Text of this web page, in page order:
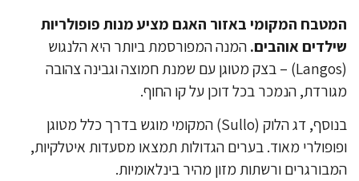
המקומי באזור האגם מציע מנות פופולריות
אוהבים.המנה המפורסמת ביותר היא הלנגוש
(Langos) – בצק מטוגן עם שמנת חמוצה וגבינה צהובה
הנמכר בכל דוכן על קו החוף.
בנוסף, דג הלוק (Sullo) המקומי מוגש בדרך כלל מטוגן
מאוד. בערים הגדולות תמצאו מסעדות איטלקיות,
ורשתות מזון מהיר בינלאומיות.